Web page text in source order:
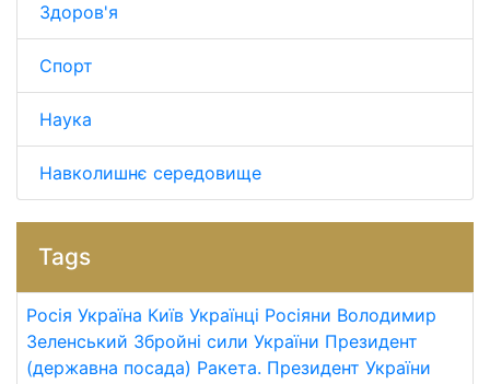
Здоров'я
Спорт
Наука
Навколишнє середовище
Tags
Росія Україна Київ Українці Росіяни Володимир
Зеленський Збройні сили України Президент
(державна посада) Ракета. Президент України